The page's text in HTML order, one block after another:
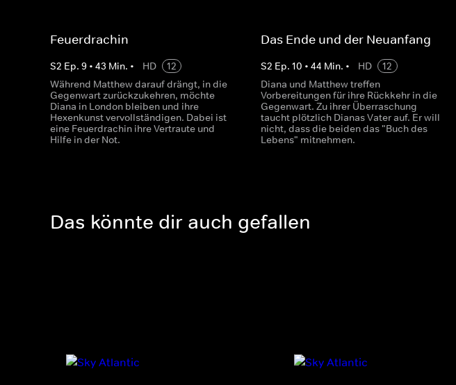
Feuerdrachin
S2 Ep. 9 • 43 Min. • HD
12
Während Matthew darauf drängt, in die
Gegenwart zurückzukehren, möchte
Diana in London bleiben und ihre
Hexenkunst vervollständigen. Dabei ist
eine Feuerdrachin ihre Vertraute und
Hilfe in der Not.
Das Ende und der Neuanfang
S2 Ep.10 •44 Min. • HD
12
Diana und Matthew treffen
Vorbereitungen für ihre Rückkehr in die
Gegenwart. Zu ihrer Überraschung
taucht plötzlich Dianas Vater auf. Er will
nicht, dass die beiden das "Buch des
Lebens" mitnehmen.
Das könnte dir auch gefallen